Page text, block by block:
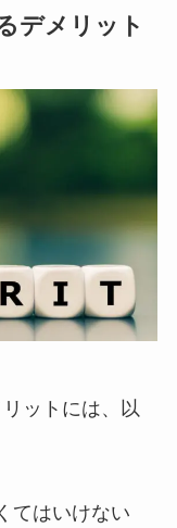
デメリット
ットには、以
てはいけない